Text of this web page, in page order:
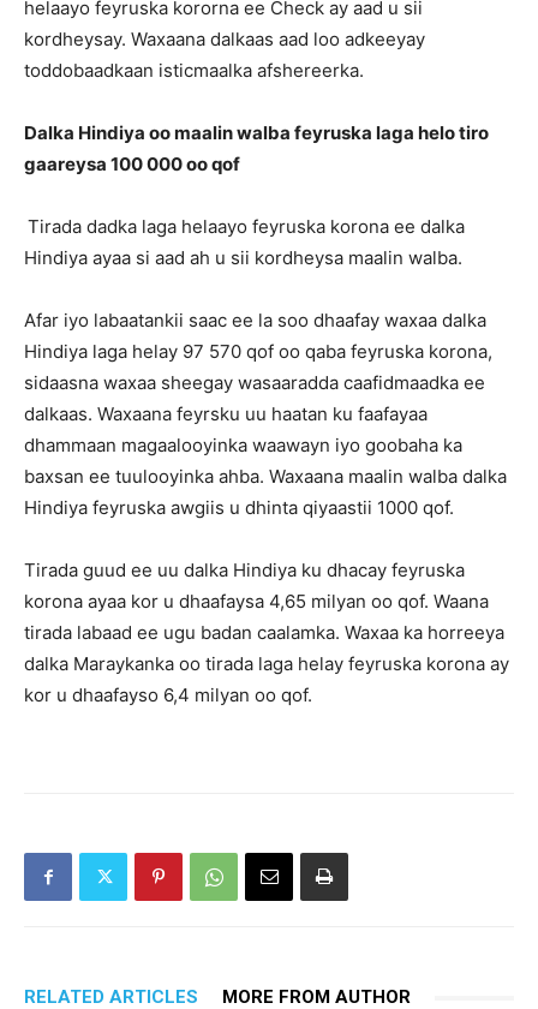
helaayo feyruska kororna ee Check ay aad u sii
kordheysay. Waxaana dalkaas aad loo adkeeyay
toddobaadkaan isticmaalka afshereerka.
Dalka Hindiya oo maalin walba feyruska laga helo tiro
gaareysa 100 000 oo qof
Tirada dadka laga helaayo feyruska korona ee dalka
Hindiya ayaa si aad ah u sii kordheysa maalin walba.
Afar iyo labaatankii saac ee la soo dhaafay waxaa dalka
Hindiya laga helay 97 570 qof oo qaba feyruska korona,
sidaasna waxaa sheegay wasaaradda caafidmaadka ee
dalkaas. Waxaana feyrsku uu haatan ku faafayaa
dhammaan magaalooyinka waawayn iyo goobaha ka
baxsan ee tuulooyinka ahba. Waxaana maalin walba dalka
Hindiya feyruska awgiis u dhinta qiyaastii 1000 qof.
Tirada guud ee uu dalka Hindiya ku dhacay feyruska
korona ayaa kor u dhaafaysa 4,65 milyan oo qof. Waana
tirada labaad ee ugu badan caalamka. Waxaa ka horreeya
dalka Maraykanka oo tirada laga helay feyruska korona ay
kor u dhaafayso 6,4 milyan oo qof.
RELATED ARTICLES MORE FROM AUTHOR